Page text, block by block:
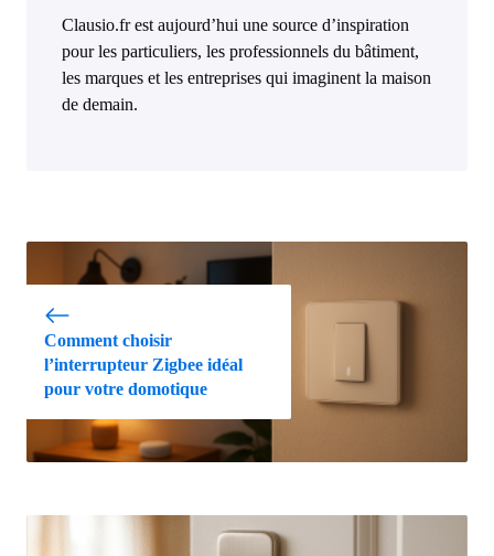
Clausio.fr est aujourd’hui une source d’inspiration
pour les particuliers, les professionnels du bâtiment,
les marques et les entreprises qui imaginent la maison
de demain.
Comment choisir
l’interrupteur Zigbee idéal
pour votre domotique